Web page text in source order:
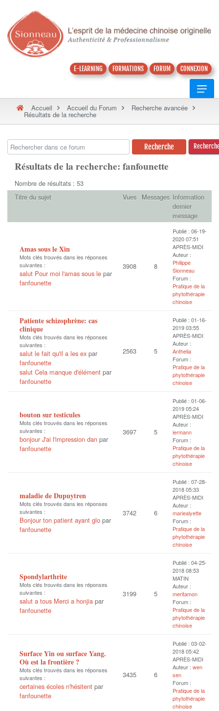
E-LEARNING FORMATIONS FORUM CONNEXION
Accueil Accueil du Forum Recherche avancée
Résultats de la recherche
Résultats de la recherche: fanfounette
Nombre de résultats : 53
Titre du sujet
Vues Messages Information
dernier
message
Amas sous le Xin
Mots clés trouvés dans les réponses
suivantes :
salut Pour moi l'amas sous le par
fanfounette
3908 8
Publié : 06-19-
2020 07:51
APRÈS-MIDI
Auteur :
Philippe
Sionneau
Forum :
Pratique de la
phytothérapie
chinoise
Patiente schizophrène: cas
clinique
Mots clés trouvés dans les réponses
suivantes :
salut le fait qu'il a les ex par
fanfounette
salut Cela manque d'élément par
fanfounette
2563 5
Publié : 01-16-
2019 03:55
APRÈS-MIDI
Auteur :
Anthelia
Forum :
Pratique de la
phytothérapie
chinoise
bouton sur testicules
Mots clés trouvés dans les réponses
suivantes :
bonjour J'ai l'impression dan par
fanfounette
3697 5
Publié : 01-06-
2019 05:24
APRÈS-MIDI
Auteur :
iermann
Forum :
Pratique de la
phytothérapie
chinoise
maladie de Dupuytren
Mots clés trouvés dans les réponses
suivantes :
Bonjour ton patient ayant glo par
fanfounette
3742 6
Publié : 07-28-
2018 05:33
APRÈS-MIDI
Auteur :
mariealyette
Forum :
Pratique de la
phytothérapie
chinoise
Spondylarthrite
Mots clés trouvés dans les réponses
suivantes :
salut a tous Merci a honjia par
fanfounette
3199 5
Publié : 04-25-
2018 08:53
MATIN
Auteur :
meritamon
Forum :
Pratique de la
phytothérapie
chinoise
Surface Yin ou surface Yang.
Où est la frontière ?
Mots clés trouvés dans les réponses
suivantes :
certaines écoles n'hésitent par
fanfounette
3435 6
Publié : 03-02-
2018 05:42
APRÈS-MIDI
Auteur : wen
sen
Forum :
Pratique de la
phytothérapie
chinoise